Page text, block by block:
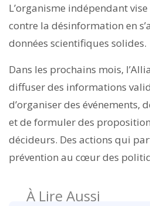
L’organisme indépendant
contre la désinformation en
données scientifiques solides.
Dans les prochains mois,
diffuser des informations
d’organiser des événements,
et de formuler des
décideurs. Des actions qui
prévention au cœur des
À Lire Aussi